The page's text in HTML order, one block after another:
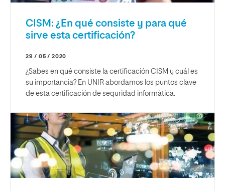
CISM: ¿En qué consiste y para qué
sirve esta certificación?
29 / 05 / 2020
¿Sabes en qué consiste la certificación CISM y cuál es
su importancia? En UNIR abordamos los puntos clave
de esta certificación de seguridad informática.